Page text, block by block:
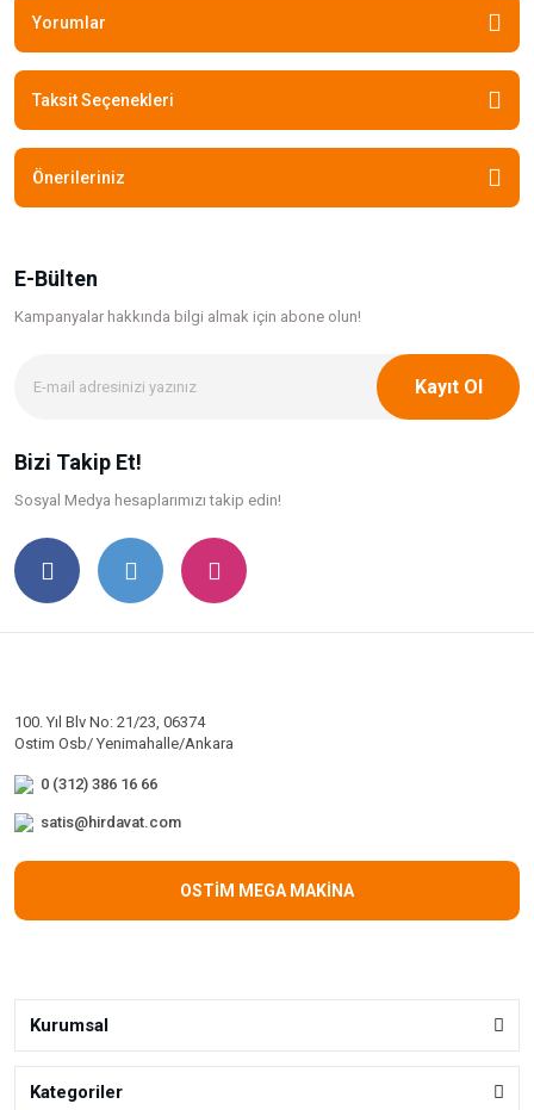
Yorumlar
Taksit Seçenekleri
Önerileriniz
E-Bülten
Kampanyalar hakkında bilgi almak için abone olun!
Kayıt Ol
Bizi Takip Et!
Sosyal Medya hesaplarımızı takip edin!
100. Yıl Blv No: 21/23, 06374
Ostim Osb/ Yenimahalle/Ankara
0 (312) 386 16 66
satis@hirdavat.com
OSTİM MEGA MAKİNA
Kurumsal
Kategoriler